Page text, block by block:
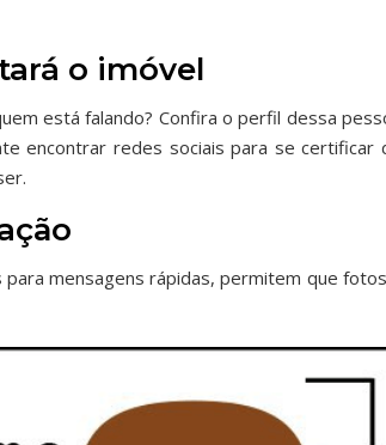
o imóvel
está falando? Confira o perfil dessa
encontrar redes sociais para se certificar
mensagens rápidas, permitem que